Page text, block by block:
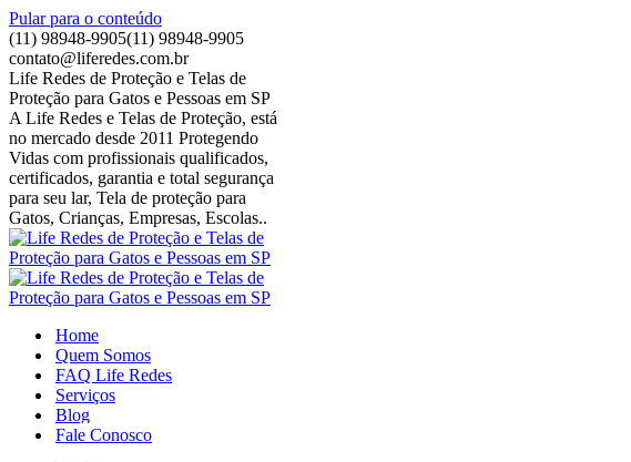
Pular para o conteúdo
(11) 98948-9905(11) 98948-9905
contato@liferedes.com.br
Life Redes de Proteção e Telas de
Proteção para Gatos e Pessoas em SP
A Life Redes e Telas de Proteção, está
no mercado desde 2011 Protegendo
Vidas com profissionais qualificados,
certificados, garantia e total segurança
para seu lar, Tela de proteção para
Gatos, Crianças, Empresas, Escolas..
Home
Quem Somos
FAQ Life Redes
Serviços
Blog
Fale Conosco